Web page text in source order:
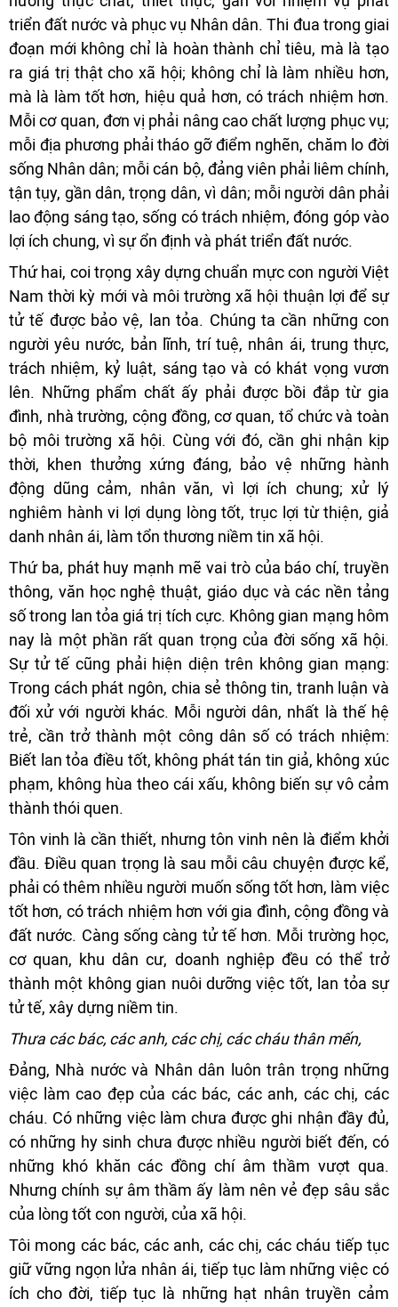
triển đất nước và phục vụ Nhân dân. Thi đua trong giai
đoạn mới không chỉ là hoàn thành chỉ tiêu, mà là tạo
ra giá trị thật cho xã hội; không chỉ là làm nhiều hơn,
mà là làm tốt hơn, hiệu quả hơn, có trách nhiệm hơn.
Mỗi cơ quan, đơn vị phải nâng cao chất lượng phục vụ;
mỗi địa phương phải tháo gỡ điểm nghẽn, chăm lo đời
sống Nhân dân; mỗi cán bộ, đảng viên phải liêm chính,
tận tụy, gần dân, trọng dân, vì dân; mỗi người dân phải
lao động sáng tạo, sống có trách nhiệm, đóng góp vào
lợi ích chung, vì sự ổn định và phát triển đất nước.
Thứ hai, coi trọng xây dựng chuẩn mực con người Việt
Nam thời kỳ mới và môi trường xã hội thuận lợi để sự
tử tế được bảo vệ, lan tỏa. Chúng ta cần những con
người yêu nước, bản lĩnh, trí tuệ, nhân ái, trung thực,
trách nhiệm, kỷ luật, sáng tạo và có khát vọng vươn
lên. Những phẩm chất ấy phải được bồi đắp từ gia
đình, nhà trường, cộng đồng, cơ quan, tổ chức và toàn
bộ môi trường xã hội. Cùng với đó, cần ghi nhận kịp
thời, khen thưởng xứng đáng, bảo vệ những hành
động dũng cảm, nhân văn, vì lợi ích chung; xử lý
nghiêm hành vi lợi dụng lòng tốt, trục lợi từ thiện, giả
danh nhân ái, làm tổn thương niềm tin xã hội.
Thứ ba, phát huy mạnh mẽ vai trò của báo chí, truyền
thông, văn học nghệ thuật, giáo dục và các nền tảng
số trong lan tỏa giá trị tích cực. Không gian mạng hôm
nay là một phần rất quan trọng của đời sống xã hội.
Sự tử tế cũng phải hiện diện trên không gian mạng:
Trong cách phát ngôn, chia sẻ thông tin, tranh luận và
đối xử với người khác. Mỗi người dân, nhất là thế hệ
trẻ, cần trở thành một công dân số có trách nhiệm:
Biết lan tỏa điều tốt, không phát tán tin giả, không xúc
phạm, không hùa theo cái xấu, không biến sự vô cảm
thành thói quen.
Tôn vinh là cần thiết, nhưng tôn vinh nên là điểm khởi
đầu. Điều quan trọng là sau mỗi câu chuyện được kể,
phải có thêm nhiều người muốn sống tốt hơn, làm việc
tốt hơn, có trách nhiệm hơn với gia đình, cộng đồng và
đất nước. Càng sống càng tử tế hơn. Mỗi trường học,
cơ quan, khu dân cư, doanh nghiệp đều có thể trở
thành một không gian nuôi dưỡng việc tốt, lan tỏa sự
tử tế, xây dựng niềm tin.
Thưa các bác, các anh, các chị, các cháu thân mến,
Đảng, Nhà nước và Nhân dân luôn trân trọng những
việc làm cao đẹp của các bác, các anh, các chị, các
cháu. Có những việc làm chưa được ghi nhận đầy đủ,
có những hy sinh chưa được nhiều người biết đến, có
những khó khăn các đồng chí âm thầm vượt qua.
Nhưng chính sự âm thầm ấy làm nên vẻ đẹp sâu sắc
của lòng tốt con người, của xã hội.
Tôi mong các bác, các anh, các chị, các cháu tiếp tục
giữ vững ngọn lửa nhân ái, tiếp tục làm những việc có
ích cho đời, tiếp tục là những hạt nhân truyền cảm